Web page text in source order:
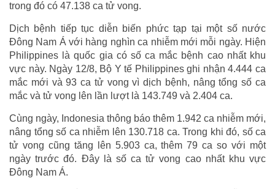
trong đó có 47.138 ca tử vong.
Dịch bệnh tiếp tục diễn biến phức tạp tại một số nước
Đông Nam Á với hàng nghìn ca nhiễm mới mỗi ngày. Hiện
Philippines là quốc gia có số ca mắc bệnh cao nhất khu
vực này. Ngày 12/8, Bộ Y tế Philippines ghi nhận 4.444 ca
mắc mới và 93 ca tử vong vì dịch bệnh, nâng tổng số ca
mắc và tử vong lên lần lượt là 143.749 và 2.404 ca.
Cùng ngày, Indonesia thông báo thêm 1.942 ca nhiễm mới,
nâng tổng số ca nhiễm lên 130.718 ca. Trong khi đó, số ca
tử vong cũng tăng lên 5.903 ca, thêm 79 ca so với một
ngày trước đó. Đây là số ca tử vong cao nhất khu vực
Đông Nam Á.